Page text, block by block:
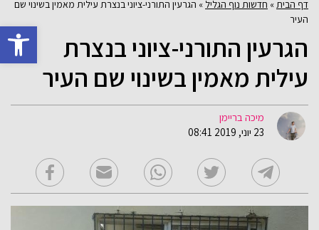
פתח
דף הבית » חדשות נוף הגליל » הגרעין התורני-ציוני בנצרת עילית מאמין בשינוי שם
העיר
הגרעין התורני-ציוני בנצרת
עילית מאמין בשינוי שם העיר
מיכה בריימן
23 יוני, 2019 08:41